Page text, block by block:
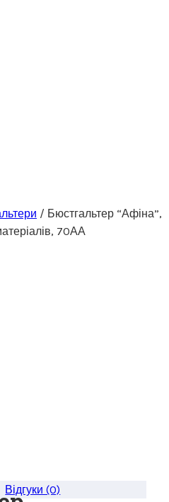
/ Бюстгальтер “Афіна”,
70АА
Відгуки (0)